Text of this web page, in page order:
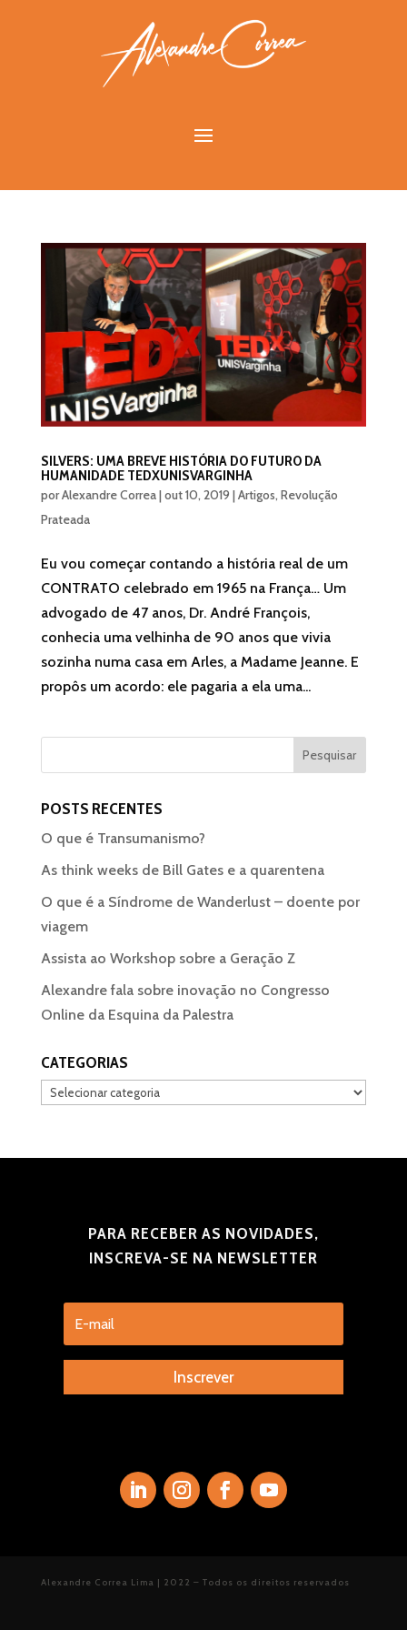
SILVERS: UMA BREVE HISTÓRIA DO FUTURO DA
HUMANIDADE TEDXUNISVARGINHA
porAlexandre Correa|out 10, 2019 |Artigos,Revolução
Prateada
Eu vou começar contando a história real de um
CONTRATO celebrado em 1965 na França… Um
advogado de 47 anos, Dr. André François,
conhecia uma velhinha de 90 anos que vivia
sozinha numa casa em Arles, a Madame Jeanne. E
propôs um acordo: ele pagaria a ela uma...
POSTS RECENTES
O que é Transumanismo?
As think weeks de Bill Gates e a quarentena
O que é a Síndrome de Wanderlust – doente por
viagem
Assista ao Workshop sobre a Geração Z
Alexandre fala sobre inovação no Congresso
Online da Esquina da Palestra
CATEGORIAS
Categorias
PARA RECEBER AS NOVIDADES,
INSCREVA-SE NA NEWSLETTER
Inscrever
Alexandre Correa Lima | 2022 – Todos os direitos reservados